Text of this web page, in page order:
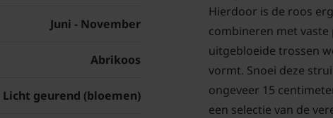
Juni - November
Abrikoos
Licht geurend (bloemen)
Hierdoor is de roos
combineren met
uitgebloeide trossen
vormt. Snoei deze
ongeveer 15
een selectie van de